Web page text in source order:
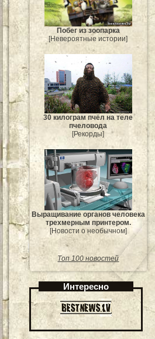
Побег из зоопарка
[Невероятные истории]
30 килограм пчёл на теле
пчеловода
[Рекорды]
Выращивание органов человека
трехмерным принтером.
[Новости о необычном]
Топ 100 новостей
Интересно